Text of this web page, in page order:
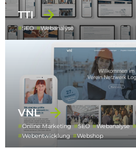
TTI
SEO Webanalyse
VNL
Online Marketing SEO Webanalyse
Webentwicklung
Webshop